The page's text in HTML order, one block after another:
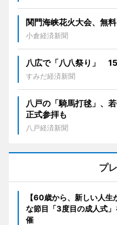
関門海峡花火大会、無
小倉経済新聞
八広で「八八祭り」
すみだ経済新聞
八戸の「騎馬打毬」、
正式参拝も
八戸経済新聞
プ
【60歳から、新しい人
な節目「3度目の成人式
催